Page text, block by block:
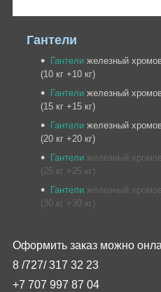
Гантели
Гантели железный
(10 кг +10 кг)
Гантели железный
(15 кг +15 кг)
Гантели железный
(20 кг +20 кг)
Гантели железный
(25 кг +25 кг)
Гантели железный
(30 кг +30 кг)
Оформить заказ можно
8 /727/ 317 32 23
+7 707 997 87 04